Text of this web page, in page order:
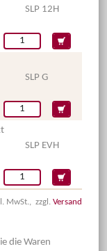
SLP 12H
SLP G
SLP EVH
MwSt., zzgl. Versand
die Waren